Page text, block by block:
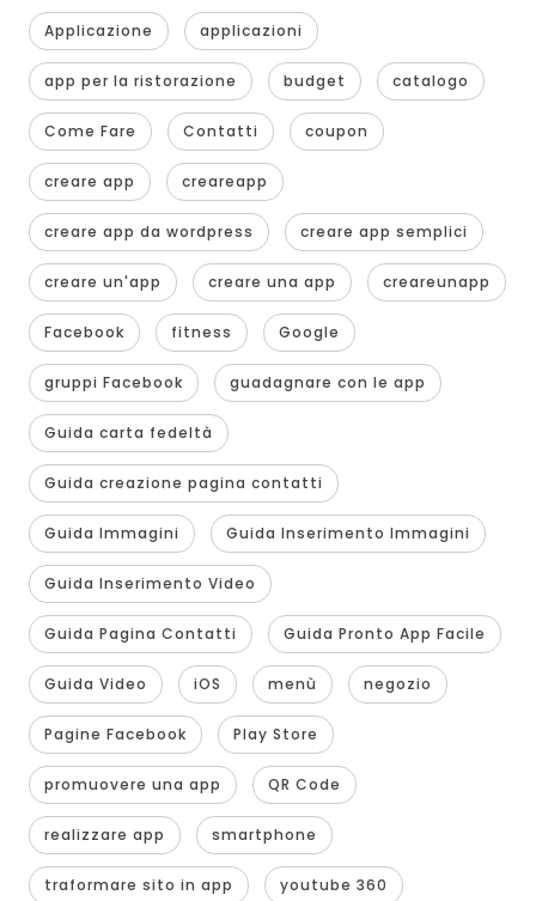
Applicazione applicazioni
app per la ristorazione budget catalogo
Come Fare Contatti coupon
creare app creareapp
creare app da wordpress creare app semplici
creare un'app creare una app creareunapp
Facebook fitness Google
gruppi Facebook guadagnare con le app
Guida carta fedeltà
Guida creazione pagina contatti
Guida Immagini Guida Inserimento Immagini
Guida Inserimento Video
Guida Pagina Contatti Guida Pronto App Facile
Guida Video iOS menù negozio
Pagine Facebook Play Store
promuovere una app QR Code
realizzare app smartphone
traformare sito in app youtube 360